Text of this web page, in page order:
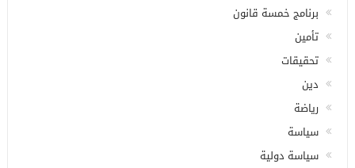
برنامج خمسة قانون
تأمين
تحقيقات
دين
رياضة
سياسة
سياسة دولية